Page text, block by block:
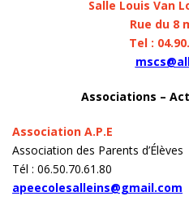
Salle Louis Van
Rue du 8
Tel :
Associations –
Association A.P.E
Association des Parents d’Élèves
Tél : 06.50.70.61.80
apeecolesalleins@gmail.com